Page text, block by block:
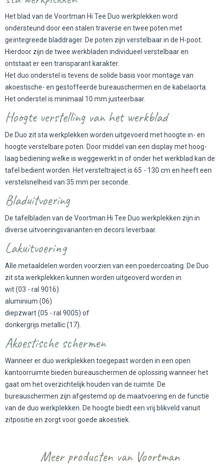
Het blad van de Voortman Hi Tee Duo werkplekken word
ondersteund door een stalen traverse en twee poten met
geïntegreede bladdrager. De poten zijn verstelbaar in de H-poot.
Hierdoor zijn de twee werkbladen individueel verstelbaar en
ontstaat er een transparant karakter.
Het duo onderstel is tevens de solide basis voor montage van
akoestische- en gestoffeerde bureauschermen en de kabelaorta.
Het onderstel is minimaal 10 mm justeerbaar.
Hoogte verstelling van het werkblad
De Duo zit sta werkplekken worden uitgevoerd met hoogte in- en
hoogte verstelbare poten. Door middel van een display met hoog-
laag bediening welke is weggewerkt in of onder het werkblad kan de
tafel bedient worden. Het versteltraject is 65 - 130 cm en heeft een
verstelsnelheid van 35 mm per seconde.
Bladuitvoering
De tafelbladen van de Voortman Hi Tee Duo werkplekken zijn in
diverse uitvoeringsvarianten en decors leverbaar.
Lakuitvoering
Alle metaaldelen worden voorzien van een poedercoating. De Duo
zit sta werkplekken kunnen worden uitgeoverd worden in:
wit (03 - ral 9016)
aluminium (06)
diepzwart (05 - ral 9005) of
donkergrijs metallic (17).
Akoestische schermen
Wanneer er duo werkplekken toegepast worden in een open
kantoorruimte bieden bureauschermen de oplossing wanneer het
gaat om het overzichtelijk houden van de ruimte. De
bureauschermen zijn afgestemd op de maatvoering en de functie
van de duo werkplekken. De hoogte biedt een vrij blikveld vanuit
zitpositie en zorgt voor goede akoestiek.
Meer producten van Voortman